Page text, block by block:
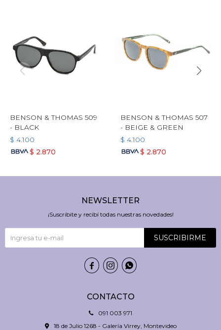
BENSON & THOMAS 509
- BLACK
$ 4.100
$ 2.870
BENSON & THOMAS 507
- BEIGE & GREEN
$ 4.100
$ 2.870
CONTACTO
091 003 971
18 de Julio 1268 - Galería Virrey, Montevideo
NEWSLETTER
¡Suscribite y recibí todas nuestras novedades!
SUSCRIBIRME
  